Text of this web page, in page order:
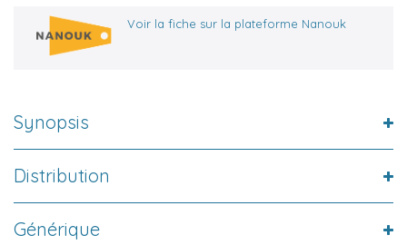
Voir la fiche sur la plateforme Nanouk
Synopsis
Distribution
Générique